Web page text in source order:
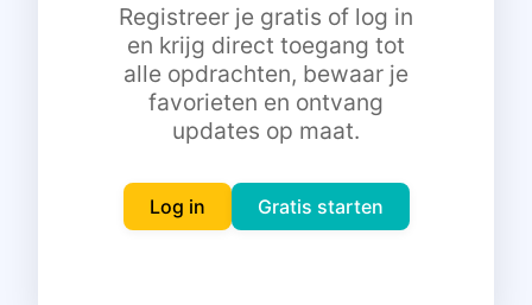
Inloggen
Gratis starten
Registreer je gratis of log in
en krijg direct toegang tot
alle opdrachten, bewaar je
favorieten en ontvang
updates op maat.
Log in Gratis starten